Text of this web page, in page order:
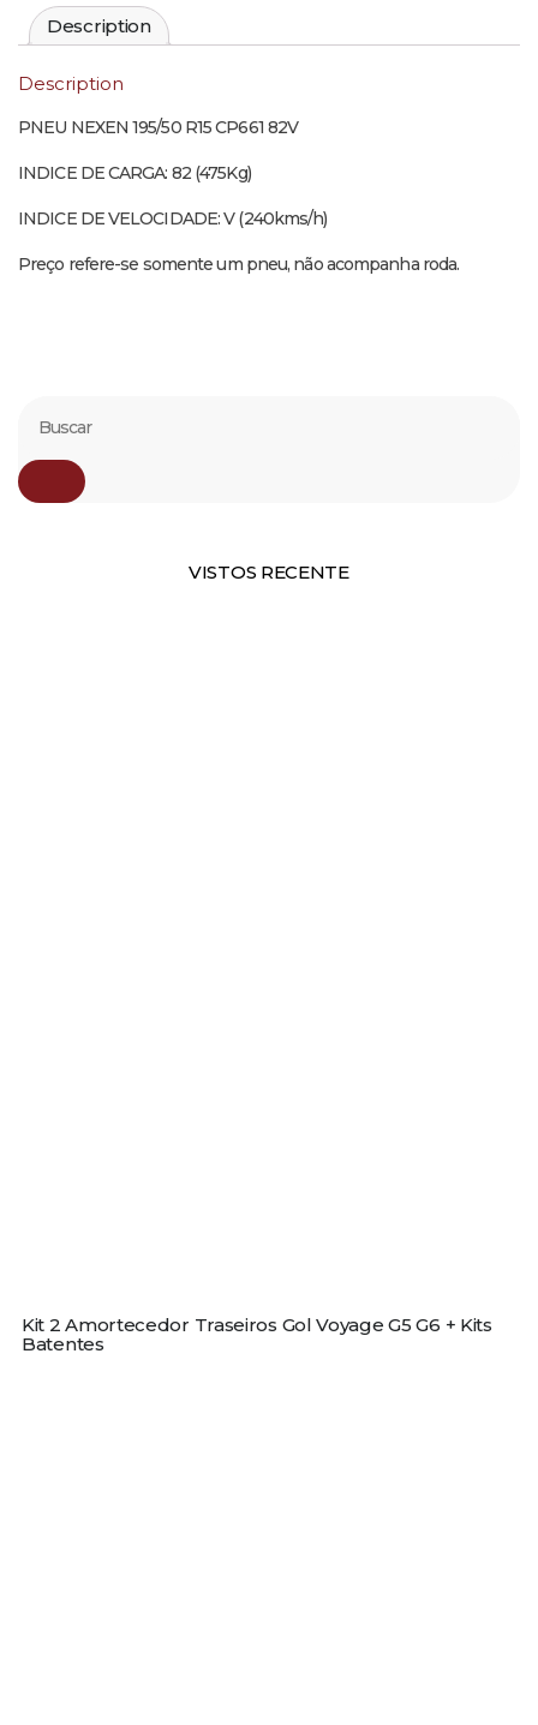
Description
Description
PNEU NEXEN 195/50 R15 CP661 82V
INDICE DE CARGA: 82 (475Kg)
INDICE DE VELOCIDADE: V (240kms/h)
Preço refere-se somente um pneu, não acompanha roda.
VISTOS RECENTE
Kit 2 Amortecedor Traseiros Gol Voyage G5 G6 + Kits
Batentes